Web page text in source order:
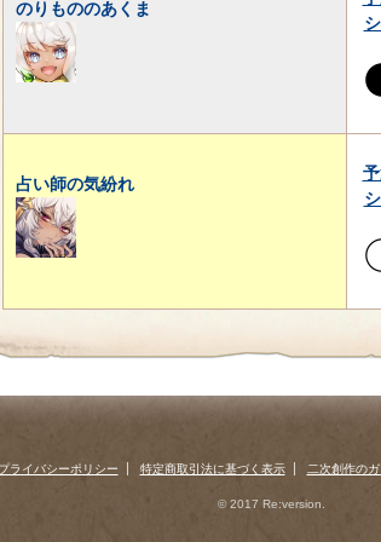
のりもののあくま
占い師の気紛れ
ライバシーポリシー 特定商取引法に基づく表示 二次創作の
© 2017 Re:version.